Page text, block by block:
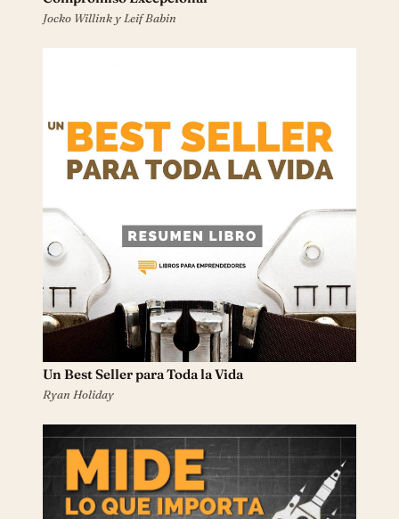
Jocko Willink y Leif Babin
Un Best Seller para Toda la Vida
Ryan Holiday